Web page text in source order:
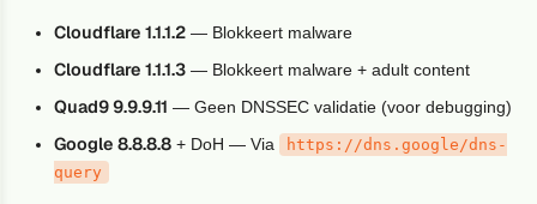
Cloudflare 1.1.1.2 — Blokkeert malware
Cloudflare 1.1.1.3 — Blokkeert malware + adult content
Quad9 9.9.9.11 — Geen DNSSEC validatie (voor debugging)
Google 8.8.8.8 + DoH — Via
https://dns.google/dns-
query